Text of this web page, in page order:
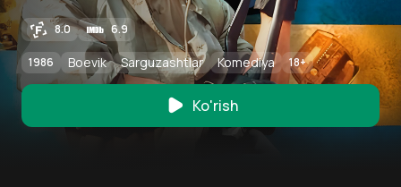
8.0 6.9
1986 Boevik Sarguzashtlar Komediya 18+
Ko'rish